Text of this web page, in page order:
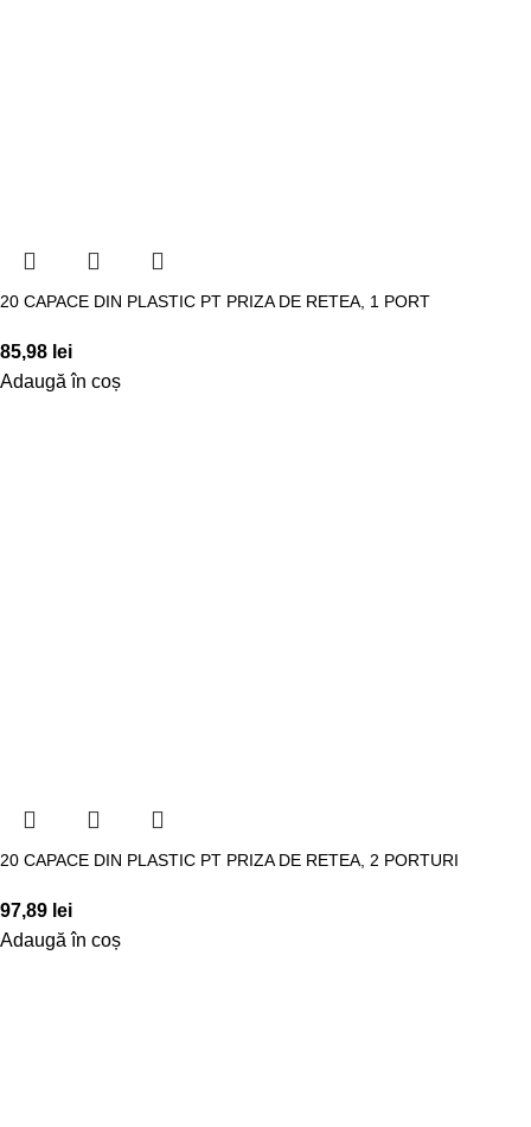
20 CAPACE DIN PLASTIC PT PRIZA DE RETEA, 1 PORT
85,98 lei
Adaugă în coș
20 CAPACE DIN PLASTIC PT PRIZA DE RETEA, 2 PORTURI
97,89 lei
Adaugă în coș